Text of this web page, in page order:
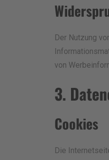
Der Nutzung
von
3.
Cookies
Die